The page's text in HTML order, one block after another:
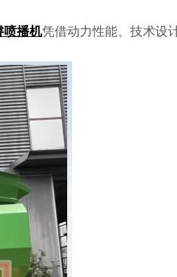
喷播机凭借动力性能、技术设计